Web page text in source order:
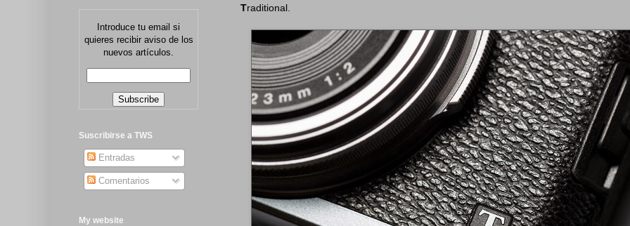
Traditional.
Introduce tu email si
quieres recibir aviso de los
nuevos artículos.
Suscribirse a TWS
Entradas
Comentarios
My website